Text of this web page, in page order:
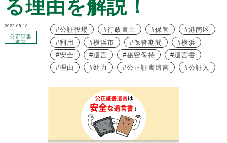
る理由を解説！
2022.08.18
公正証書
遺言
公証役場 行政書士 保管
港南区
利用
横浜市 保管期間
横浜
安全
遺言 秘密保持
遺言書
理由
効力 公正証書遺言 公証人